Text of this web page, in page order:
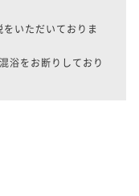
（ボディ＆フェ
基本懐石＞
- 18:00 OUT10:00
した特別懐石
いただいておりま
浴をお断りしており